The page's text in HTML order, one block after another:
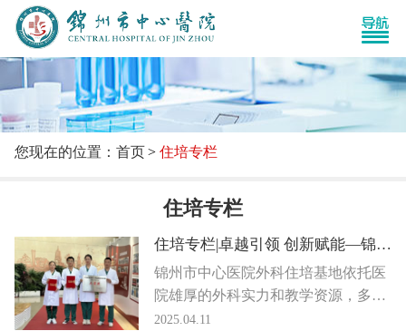
您现在的位置：首页 住培专栏
住培专栏
住培专栏|卓越引领 创新赋能—锦州市中心医院外科住培基地
锦州市中心医院外科住培基地依托医
院雄厚的外科实力和教学资源，多年
来培养了大批优秀外科医师。基地现
2025.04.11